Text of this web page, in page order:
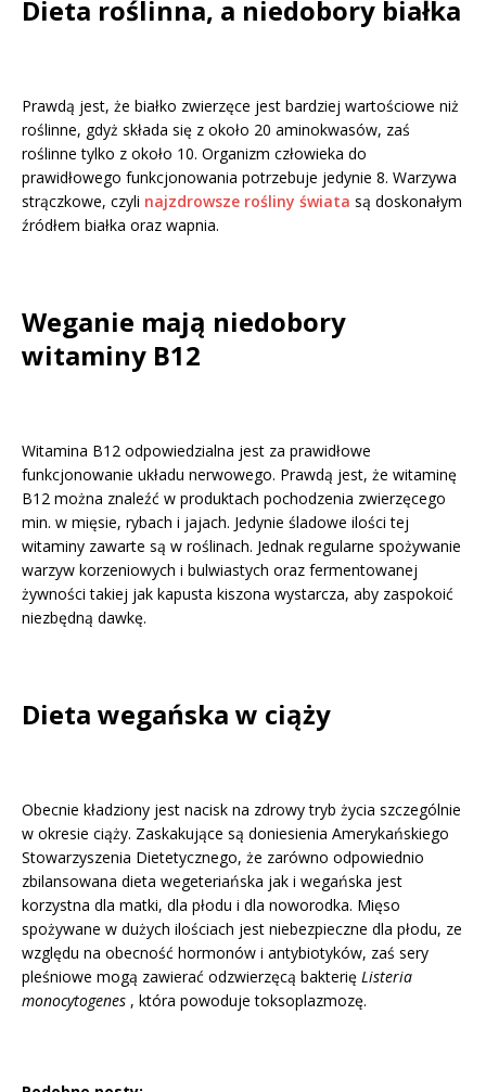
Dieta roślinna, a niedobory białka
Prawdą jest, że białko zwierzęce jest bardziej wartościowe niż
roślinne, gdyż składa się z około 20 aminokwasów, zaś
roślinne tylko z około 10. Organizm człowieka do
prawidłowego funkcjonowania potrzebuje jedynie 8. Warzywa
strączkowe, czyli najzdrowsze rośliny świata są doskonałym
źródłem białka oraz wapnia.
Weganie mają niedobory
witaminy B12
Witamina B12 odpowiedzialna jest za prawidłowe
funkcjonowanie układu nerwowego. Prawdą jest, że witaminę
B12 można znaleźć w produktach pochodzenia zwierzęcego
min. w mięsie, rybach i jajach. Jedynie śladowe ilości tej
witaminy zawarte są w roślinach. Jednak regularne spożywanie
warzyw korzeniowych i bulwiastych oraz fermentowanej
żywności takiej jak kapusta kiszona wystarcza, aby zaspokoić
niezbędną dawkę.
Dieta wegańska w ciąży
Obecnie kładziony jest nacisk na zdrowy tryb życia szczególnie
w okresie ciąży. Zaskakujące są doniesienia Amerykańskiego
Stowarzyszenia Dietetycznego, że zarówno odpowiednio
zbilansowana dieta wegeteriańska jak i wegańska jest
korzystna dla matki, dla płodu i dla noworodka. Mięso
spożywane w dużych ilościach jest niebezpieczne dla płodu, ze
względu na obecność hormonów i antybiotyków, zaś sery
pleśniowe mogą zawierać odzwierzęcą bakterię Listeria
monocytogenes , która powoduje toksoplazmozę.